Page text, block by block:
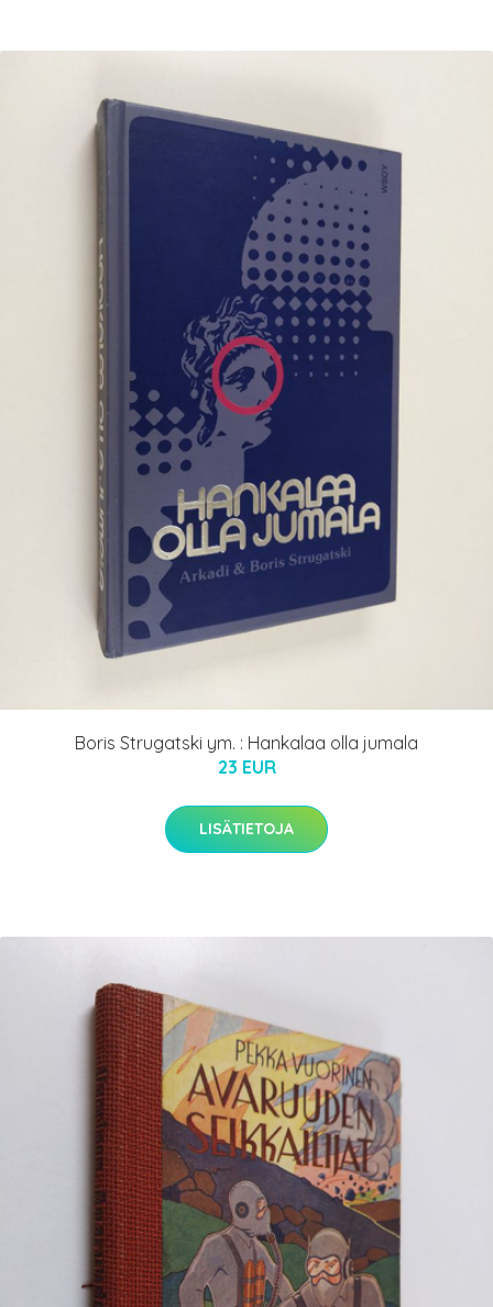
Boris Strugatski ym. : Hankalaa olla jumala
23 EUR
LISÄTIETOJA